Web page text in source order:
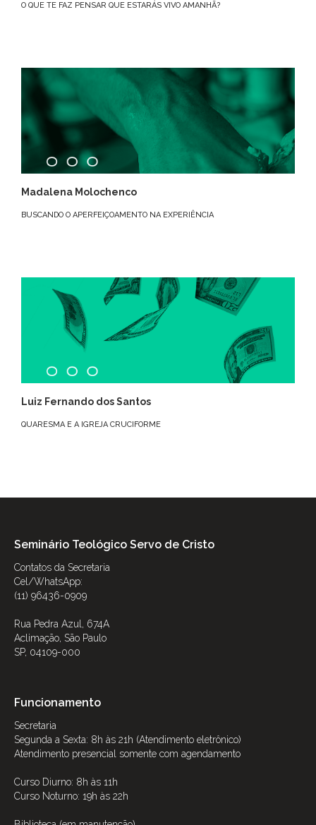
O QUE TE FAZ PENSAR QUE ESTARÁS VIVO AMANHÃ?
Madalena Molochenco
BUSCANDO O APERFEIÇOAMENTO NA EXPERIÊNCIA
Luiz Fernando dos Santos
QUARESMA E A IGREJA CRUCIFORME
Seminário Teológico Servo de Cristo
Contatos da Secretaria
Cel/WhatsApp:
(11) 96436-0909
Rua Pedra Azul, 674A
Aclimação, São Paulo
SP, 04109-000
Funcionamento
Secretaria
Segunda a Sexta: 8h às 21h (Atendimento eletrônico)
Atendimento presencial somente com agendamento
Curso Diurno: 8h às 11h
Curso Noturno: 19h às 22h